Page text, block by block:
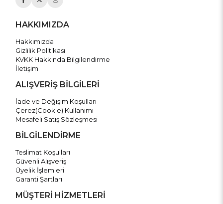
HAKKIMIZDA
Hakkımızda
Gizlilik Politikası
KVKK Hakkında Bilgilendirme
İletişim
ALIŞVERİŞ BİLGİLERİ
İade ve Değişim Koşulları
Çerez(Cookie) Kullanımı
Mesafeli Satış Sözleşmesi
BİLGİLENDİRME
Teslimat Koşulları
Güvenli Alışveriş
Üyelik İşlemleri
Garanti Şartları
MÜŞTERİ HİZMETLERİ